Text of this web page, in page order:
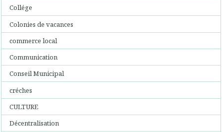
Collége
Colonies de vacances
commerce local
Communication
Conseil Municipal
créches
CULTURE
Décentralisation